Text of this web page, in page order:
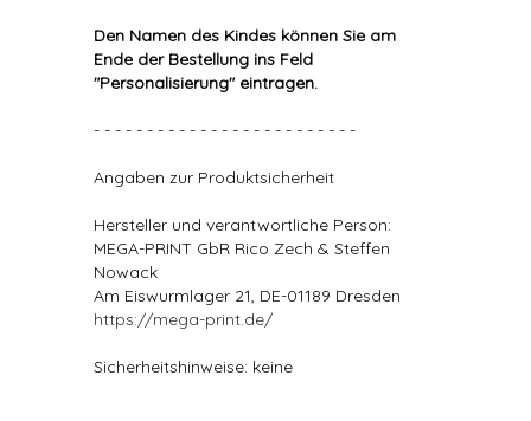
Den Namen des Kindes können Sie am
Ende der Bestellung ins Feld
"Personalisierung" eintragen.
- - - - - - - - - - - - - - - - - - - - - - - - -
Angaben zur Produktsicherheit
Hersteller und verantwortliche Person:
MEGA-PRINT GbR Rico Zech & Steffen
Nowack
Am Eiswurmlager 21, DE-01189 Dresden
https://mega-print.de/
Sicherheitshinweise: keine